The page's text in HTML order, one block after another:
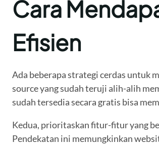
Cara
Efisien
Ada beberapa strategi cerdas untuk
source yang sudah teruji alih-alih
sudah tersedia secara gratis bisa
Kedua, prioritaskan fitur-fitur yang
Pendekatan ini memungkinkan